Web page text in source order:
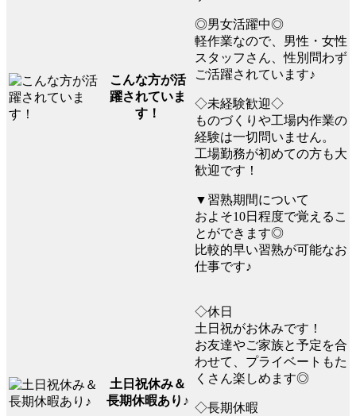
こんな方が活
躍されていま
す！
◎男女活躍中◎
軽作業なので、男性・女性
スタッフさん、性別問わず
ご活躍されています♪
◇未経験歓迎◇
ものづくりや工場内作業の
経験は一切問いません。
工場勤務が初めての方も大
歓迎です！
▼習熟期間について
およそ10日程度で覚えるこ
とができます◎
比較的早い習熟が可能なお
仕事です♪
土日祝休み＆
長期休暇あり♪
◇休日
土日祝がお休みです！
お友達やご家族と予定を合
わせて、プライベートもた
くさん楽しめます◎
◇長期休暇